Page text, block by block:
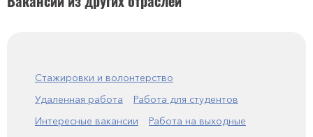
Стажировки и волонтерство
Удаленная работа
Работа для студентов
Интересные вакансии
Работа на выходные